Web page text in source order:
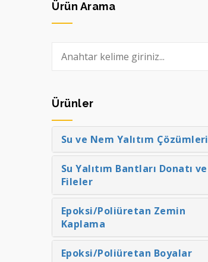
Ürün Arama
Ürünler
Su ve Nem Yalıtım Çözümleri
Su Yalıtım Bantları Donatı ve
Fileler
Epoksi/Poliüretan Zemin
Kaplama
Epoksi/Poliüretan Boyalar